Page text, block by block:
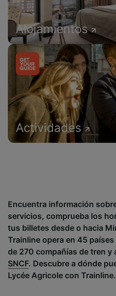
Alojamientos
Actividades
Encuentra información
servicios, comprueba los
tus billetes desde o hacia
Trainline opera en 45
de 270 compañías de tren
SNCF. Descubre a dónde
Lycée Agricole con Trainline.